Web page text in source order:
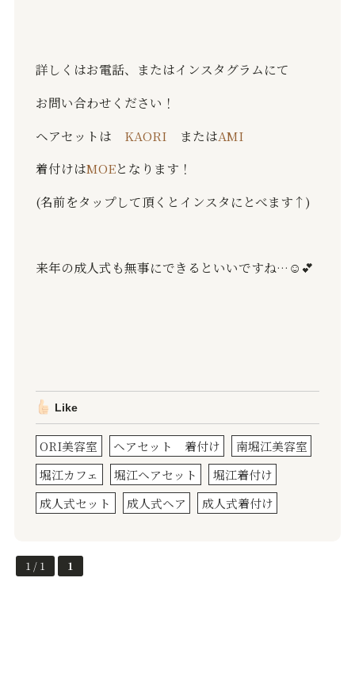
詳しくはお電話、またはインスタグラムにて
お問い合わせください！
ヘアセットは KAORI またはAMI
着付けはMOEとなります！
(名前をタップして頂くとインスタにとべます↑)
来年の成人式も無事にできるといいですね…☺️💕
Like
ORI美容室 ヘアセット 着付け
南堀江美容室
堀江カフェ
堀江ヘアセット
堀江着付け
成人式セット
成人式ヘア 成人式着付け
1 / 1 1